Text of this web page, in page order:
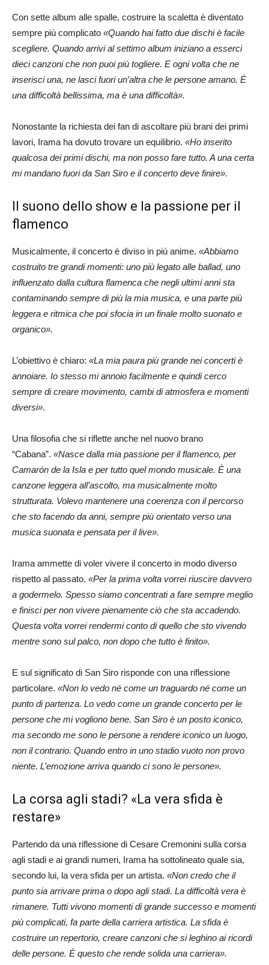
Con sette album alle spalle, costruire la scaletta è diventato
sempre più complicato «Quando hai fatto due dischi è facile
scegliere. Quando arrivi al settimo album iniziano a esserci
dieci canzoni che non puoi più togliere. E ogni volta che ne
inserisci una, ne lasci fuori un’altra che le persone amano. È
una difficoltà bellissima, ma è una difficoltà».
Nonostante la richiesta dei fan di ascoltare più brani dei primi
lavori, Irama ha dovuto trovare un equilibrio. «Ho inserito
qualcosa dei primi dischi, ma non posso fare tutto. A una certa
mi mandano fuori da San Siro e il concerto deve finire».
Il suono dello show e la passione per il
flamenco
Musicalmente, il concerto è diviso in più anime. «Abbiamo
costruito tre grandi momenti: uno più legato alle ballad, uno
influenzato dalla cultura flamenca che negli ultimi anni sta
contaminando sempre di più la mia musica, e una parte più
leggera e ritmica che poi sfocia in un finale molto suonato e
organico».
L’obiettivo è chiaro: «La mia paura più grande nei concerti è
annoiare. Io stesso mi annoio facilmente e quindi cerco
sempre di creare movimento, cambi di atmosfera e momenti
diversi».
Una filosofia che si riflette anche nel nuovo brano
“Cabana”. «Nasce dalla mia passione per il flamenco, per
Camarón de la Isla e per tutto quel mondo musicale. È una
canzone leggera all’ascolto, ma musicalmente molto
strutturata. Volevo mantenere una coerenza con il percorso
che sto facendo da anni, sempre più orientato verso una
musica suonata e pensata per il live».
Irama ammette di voler vivere il concerto in modo diverso
rispetto al passato. «Per la prima volta vorrei riuscire davvero
a godermelo. Spesso siamo concentrati a fare sempre meglio
e finisci per non vivere pienamente ciò che sta accadendo.
Questa volta vorrei rendermi conto di quello che sto vivendo
mentre sono sul palco, non dopo che tutto è finito».
E sul significato di San Siro risponde con una riflessione
particolare. «Non lo vedo né come un traguardo né come un
punto di partenza. Lo vedo come un grande concerto per le
persone che mi vogliono bene. San Siro è un posto iconico,
ma secondo me sono le persone a rendere iconico un luogo,
non il contrario. Quando entro in uno stadio vuoto non provo
niente. L’emozione arriva quando ci sono le persone».
La corsa agli stadi? «La vera sfida è
restare»
Partendo da una riflessione di Cesare Cremonini sulla corsa
agli stadi e ai grandi numeri, Irama ha sottolineato quale sia,
secondo lui, la vera sfida per un artista. «Non credo che il
punto sia arrivare prima o dopo agli stadi. La difficoltà vera è
rimanere. Tutti vivono momenti di grande successo e momenti
più complicati, fa parte della carriera artistica. La sfida è
costruire un repertorio, creare canzoni che si leghino ai ricordi
delle persone. È questo che rende solida una carriera».